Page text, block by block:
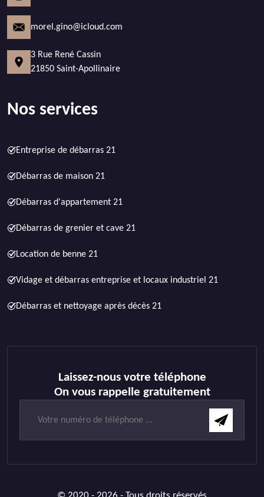
morel.gino@icloud.com
3 Rue René Cassin
21850 Saint-Apollinaire
Nos services
Entreprise de débarras 21
Débarras de maison 21
Débarras d'appartement 21
Débarras de grenier et cave 21
Location de benne 21
Vidage et débarras entreprise et locaux industriel 21
Débarras et nettoyage après décès 21
Laissez-nous votre téléphone
On vous rappelle gratuitement